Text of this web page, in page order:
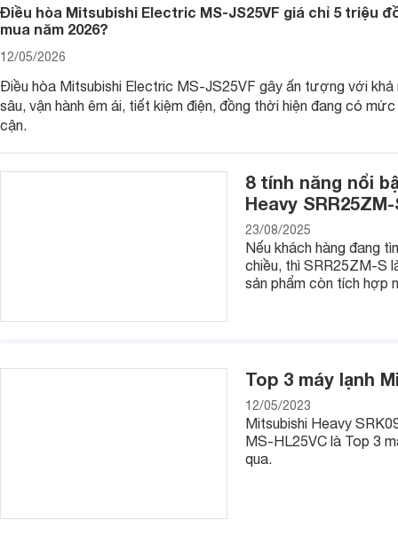
– Tiết kiệm điện hiệu quả: Điều hòa Mitsubishi trên thị
trên thị trường. Các công nghệ tiết kiệm điện của điều hòa
trội cho gia đình nhà bạn. Ngoài ra, đối với các dòng máy
– Bền bỉ: Với việc sử dụng các chất liệu bền bỉ và chu trình
bền bỉ, với thời gian sử dụng hàng chục năm và khá ít lỗi
Nhìn chung, với thương hiệu điều hòa Mitsubishi, người
Điều hòa Mitsubishi Electric MS-JS25VF giá chỉ 5 triệu
mua năm 2026?
12/05/2026
Điều hòa Mitsubishi Electric MS-JS25VF gây ấn tượng với khả
sâu, vận hành êm ái, tiết kiệm điện, đồng thời hiện đang có
cận.
8 tính năng nổi
Heavy
23/08/2025
Nếu khách hàng đang
chiều, thì SRR25ZM-S
sản phẩm còn tích hợp
Top 3 máy lạnh
12/05/2023
Mitsubishi Heavy
MS-HL25VC là Top 3
qua.